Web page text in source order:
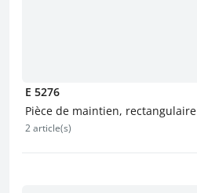
E 5276
Pièce de maintien, rectangulaire
2 article(s)